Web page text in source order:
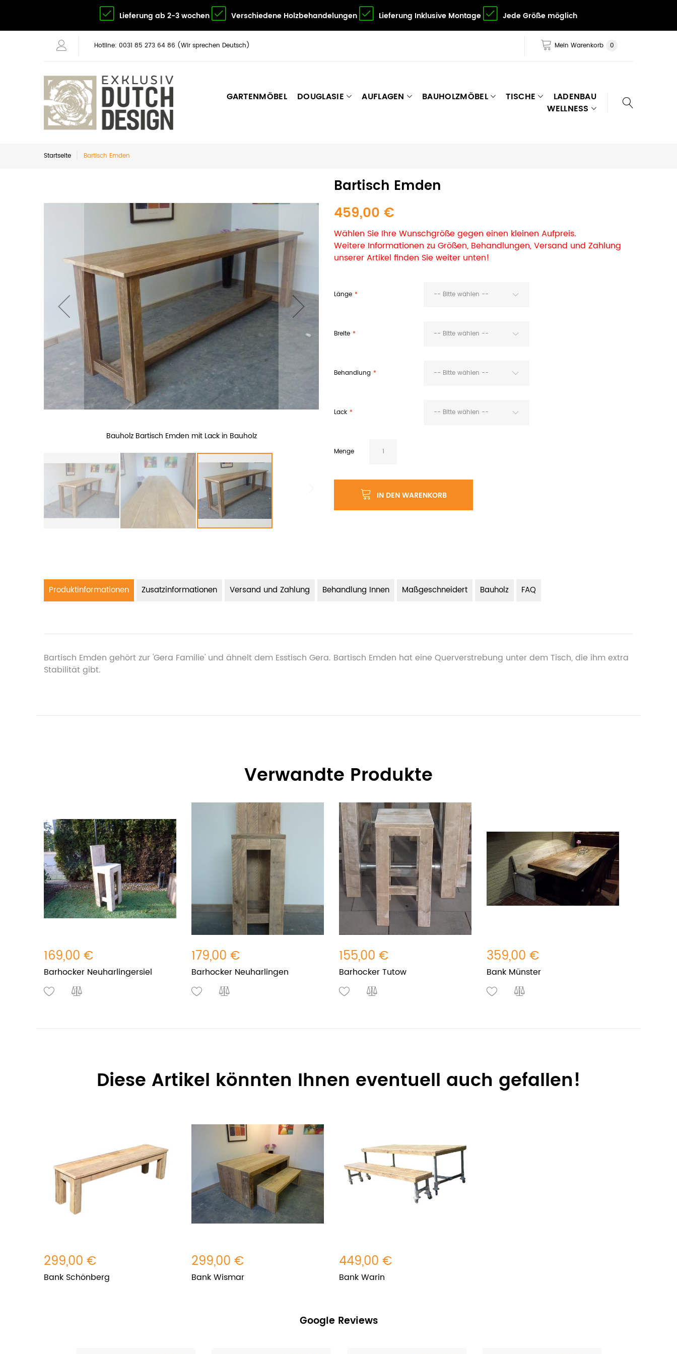
Lieferung ab 2-3 wochen Verschiedene Holzbehandelungen Lieferung Inklusive Montage Jede Größe möglich
Hotline: 0031 85 273 64 86 (Wir sprechen Deutsch) Mein Warenkorb 0
GARTENMÖBEL DOUGLASIE AUFLAGEN BAUHOLZMÖBEL TISCHE
LADENBAU
WELLNESS
Startseite Bartisch Emden
Bartisch Emden
459,00 €
Wählen Sie Ihre Wunschgröße gegen einen kleinen Aufpreis.
Weitere Informationen zu Größen, Behandlungen, Versand und Zahlung
unserer Artikel finden Sie weiter unten!
Länge -- Bitte wählen --
Breite -- Bitte wählen --
Behandlung -- Bitte wählen --
Lack -- Bitte wählen --
Menge
IN DEN WARENKORB
Bauholz Bartisch Emden mit Lack in Bauholz
Produktinformationen
Bartisch Emden gehört zur 'Gera Familie' und ähnelt dem Esstisch Gera. Bartisch Emden hat eine Querverstrebung unter dem Tisch, die ihm extra
Stabilität gibt.
Zusatzinformationen Versand und Zahlung Behandlung Innen Maßgeschneidert Bauholz FAQ
Verwandte Produkte
169,00 €
Barhocker Neuharlingersiel
179,00 €
Barhocker Neuharlingen
155,00 €
Barhocker Tutow
359,00 €
Bank Münster
Diese Artikel könnten Ihnen eventuell auch gefallen!
299,00 €
Bank Schönberg
299,00 €
Bank Wismar
449,00 €
Bank Warin
Google Reviews